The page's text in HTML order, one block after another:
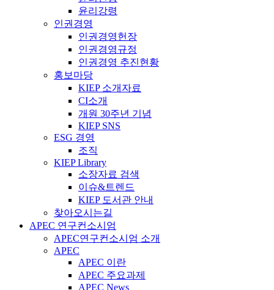
윤리강령
인권경영
인권경영헌장
인권경영규정
인권경영 추진현황
홍보마당
KIEP 소개자료
CI소개
개원 30주년 기념
KIEP SNS
ESG 경영
조직
KIEP Library
소장자료 검색
이슈&트렌드
KIEP 도서관 안내
찾아오시는길
APEC 연구컨소시엄
APEC연구컨소시엄 소개
APEC
APEC 이란
APEC 주요과제
APEC News